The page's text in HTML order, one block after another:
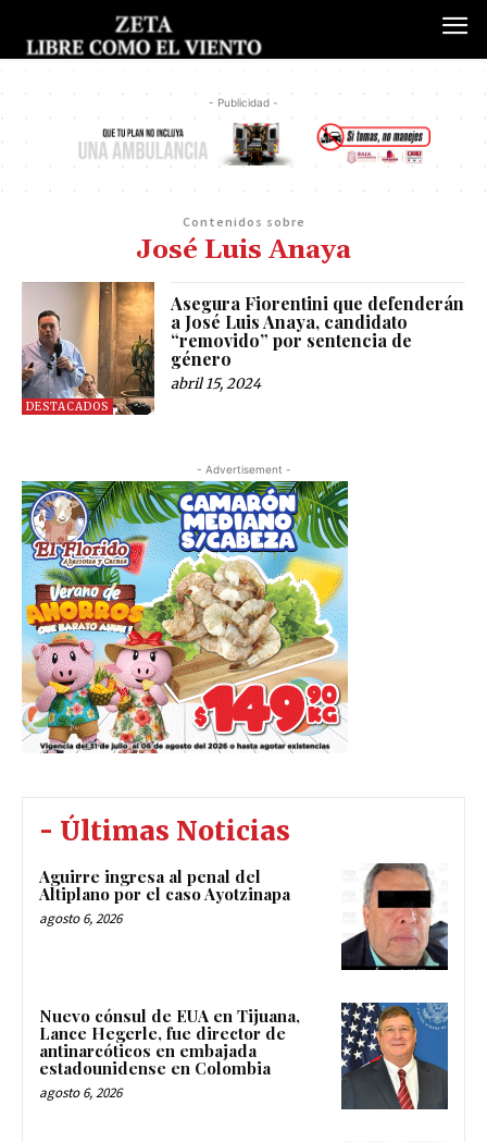
- Publicidad -
Contenidos sobre
José Luis Anaya
DESTACADOS
Asegura Fiorentini que defenderán
a José Luis Anaya, candidato
“removido” por sentencia de
género
abril 15, 2024
- Advertisement -
- Últimas Noticias
Aguirre ingresa al penal del
Altiplano por el caso Ayotzinapa
agosto 6, 2026
Nuevo cónsul de EUA en Tijuana,
Lance Hegerle, fue director de
antinarcóticos en embajada
estadounidense en Colombia
agosto 6, 2026